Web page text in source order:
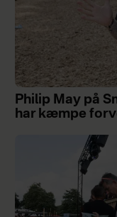
Philip May på
har kæmpe